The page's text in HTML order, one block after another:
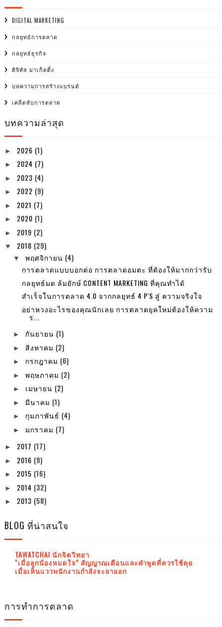
DIGITAL MARKETING
กลยุทธ์การตลาด
กลยุทธ์ธุรกิจ
ดิจิทัล มาเก็ตติ้ง
บทความการสร้างแบรนด์
เคล็ดลับการตลาด
บทความล่าสุด
► 2026 (1)
► 2024 (7)
► 2023 (4)
► 2022 (9)
► 2021 (7)
► 2020 (1)
► 2019 (2)
▼ 2018 (29)
▼ พฤศจิกายน (4)
การตลาดแบบบอกต่อ การตลาดอมตะ ที่ต้องให้มากกว่ารับ
กลยุทธ์มด ล้มยักษ์ CONTENT MARKETING ที่คุณทำได้
สำเร็จในการตลาด 4.0 จากกลยุทธ์ 4 P'S สู่ ความจริงใจ
อย่าหวงอะไรของคุณนักเลย การตลาดยุคใหม่ต้องให้ความ
ร...
► กันยายน (1)
► สิงหาคม (2)
► กรกฎาคม (6)
► พฤษภาคม (2)
► เมษายน (2)
► มีนาคม (1)
► กุมภาพันธ์ (4)
► มกราคม (7)
► 2017 (17)
► 2016 (9)
► 2015 (16)
► 2014 (32)
► 2013 (58)
BLOG ที่น่าสนใจ
TAWATCHAI นักจิตวิทยา
“เมื่อลูกน้องหมดใจ” สัญญาณเตือนและคำพูดที่ควรใช้คุย
เมื่อเห็นแววพนักงานกำลังจะลาออก
การทำการตลาด